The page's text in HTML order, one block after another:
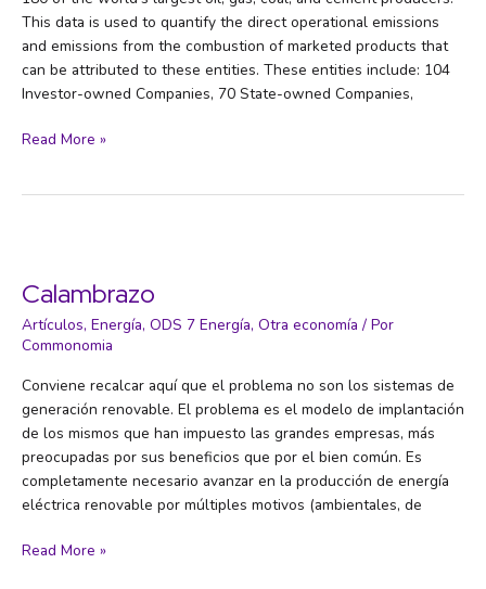
This data is used to quantify the direct operational emissions
and emissions from the combustion of marketed products that
can be attributed to these entities. These entities include: 104
Investor-owned Companies, 70 State-owned Companies,
Carbon
Read More »
Calambrazo
Artículos, Energía, ODS 7 Energía, Otra economía / Por
Commonomia
Conviene recalcar aquí que el problema no son los sistemas de
generación renovable. El problema es el modelo de implantación
de los mismos que han impuesto las grandes empresas, más
preocupadas por sus beneficios que por el bien común. Es
completamente necesario avanzar en la producción de energía
eléctrica renovable por múltiples motivos (ambientales, de
Calambrazo
Read More »